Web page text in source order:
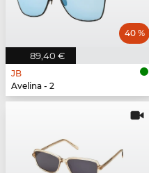
89,40 €
40 %
JB
Avelina - 2